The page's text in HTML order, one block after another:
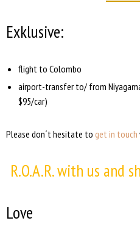
Exklusive:
flight to Colombo
airport-transfer to/ from
$95/car)
Please don´t hesitate to get in touch
R.O.A.R. with us and
Love